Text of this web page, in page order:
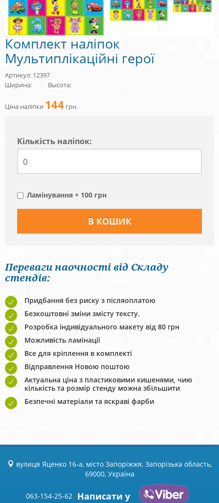
Комплект наліпок
Мультиплікаційні герої
Артикул: 12397
Ширина:
Высота:
Ціна наліпки 144 грн.
Кiлькiсть наліпок:
Ламінування + 100 грн
Переваги наочності від Складу
стендів:
Придбання без риску з післяоплатою
Безкоштовні зміни змісту тексту.
Розробка індивідуального макету від 80 грн
Можливість ламінації
Все для кріплення в комплекті
Відправлення Новою поштою
Актуальна ціна з пластиковими кишенями, чию
кількість та розмір стенду можна збільшити
Безпечні матеріали та яскраві фарби
вулиця Яценко 16-а, місто Запоріжжя, Запорізька область,
69000, Україна
063-154-25-62 Написати у